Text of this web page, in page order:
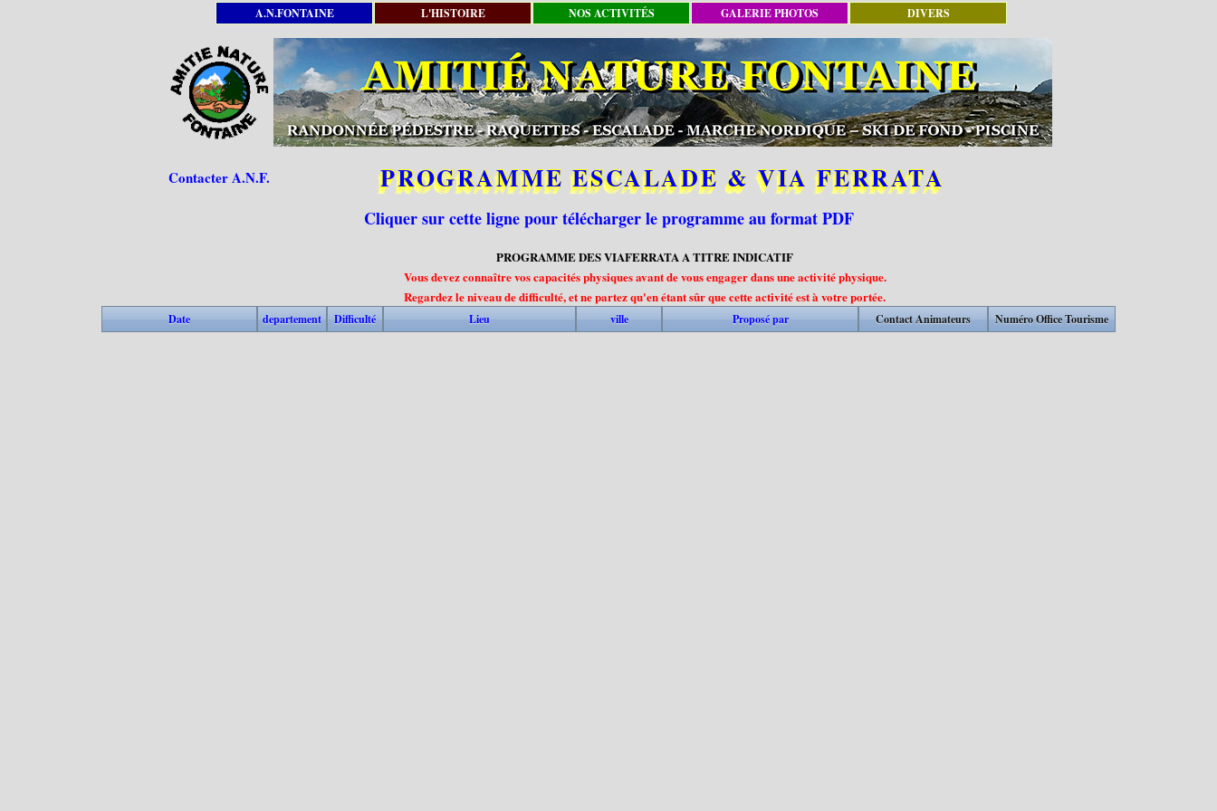
Contacter A.N.F. PROGRAMME ESCALADE & VIA FERRATA
Cliquer sur cette ligne pour télécharger le programme au format PDF
PROGRAMME DES VIAFERRATA A TITRE INDICATIF
Vous devez connaître vos capacités physiques avant de vous engager dans une activité physique.
Regardez le niveau de difficulté, et ne partez qu'en étant sûr que cette activité est à votre portée.
Date departement Difficulté Lieu ville Proposé par Contact Animateurs Numéro Office Tourisme
A.N.FONTAINE L'HISTOIRE NOS ACTIVITÉS GALERIE PHOTOS DIVERS